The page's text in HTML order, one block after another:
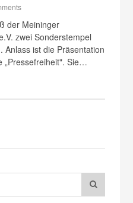
der Meininger
zwei Sonderstempel
Anlass ist die Präsentation
„Pressefreiheit". Sie…